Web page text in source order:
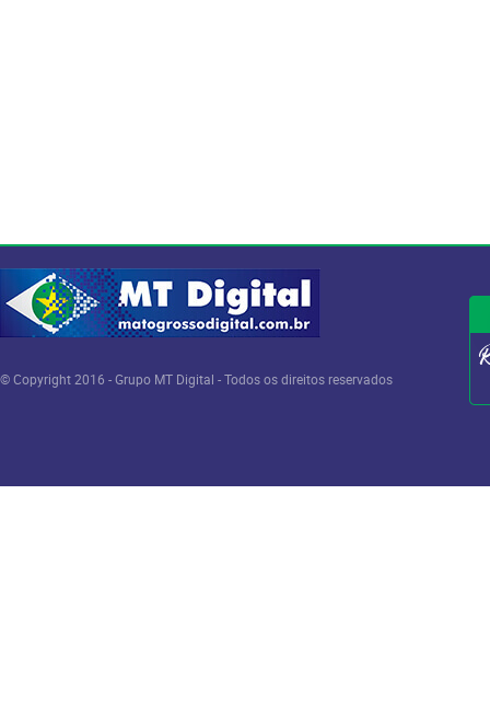
© Copyright 2016 - Grupo MT Digital - Todos os direitos reservados